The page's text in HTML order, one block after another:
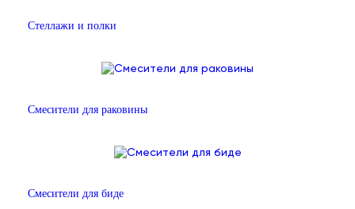
Стеллажи и полки
Смесители для раковины
Смесители для биде